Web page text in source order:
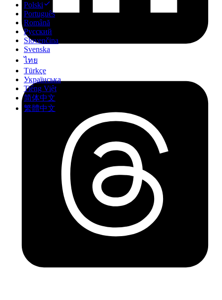
Polski
Português
Română
Русский
Slovenčina
Svenska
ไทย
Türkçe
Українська
Tiếng Việt
简体中文
繁體中文